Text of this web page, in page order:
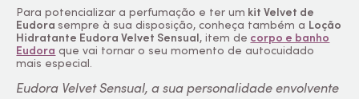
Para potencializar a perfumação e ter um kit Velvet de
Eudora sempre à sua disposição, conheça também a Loção
Hidratante Eudora Velvet Sensual, item de corpo e banho
Eudora que vai tornar o seu momento de autocuidado
mais especial.
Eudora Velvet Sensual, a sua personalidade envolvente